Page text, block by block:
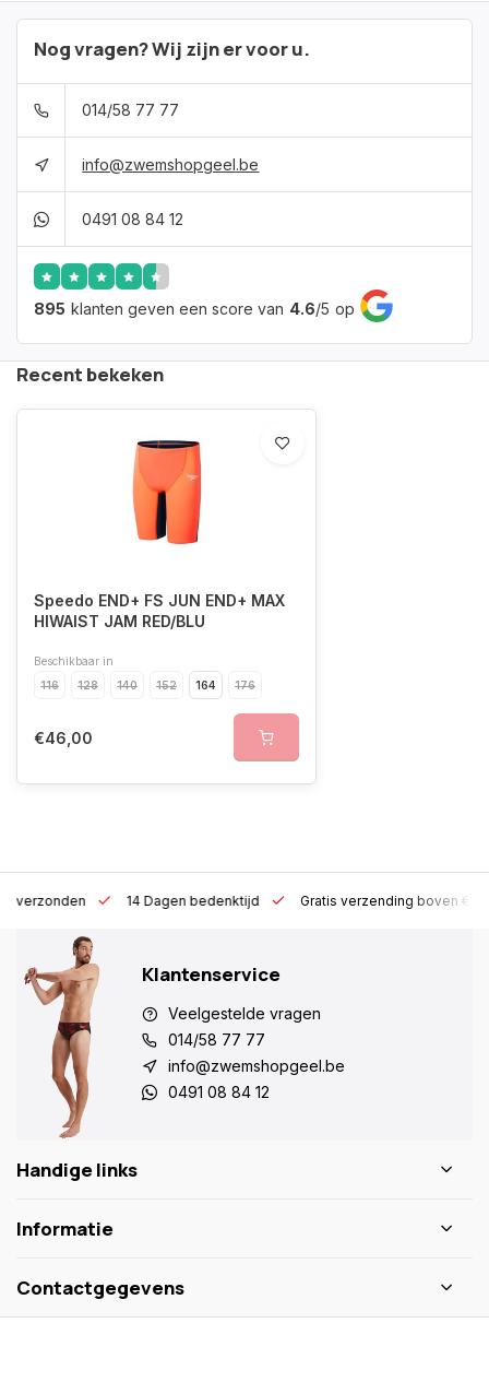
Nog vragen? Wij zijn er voor u.
014/58 77 77
info@zwemshopgeel.be
0491 08 84 12
895 klanten geven een score van 4.6/5 op
Recent bekeken
Speedo END+ FS JUN END+ MAX
HIWAIST JAM RED/BLU
Beschikbaar in
116
128 140 152 164 176
€46,00
h verzonden 14 Dagen bedenktijd Gratis verzending boven
Klantenservice
Veelgestelde vragen
014/58 77 77
info@zwemshopgeel.be
0491 08 84 12
Handige links
Informatie
Contactgegevens